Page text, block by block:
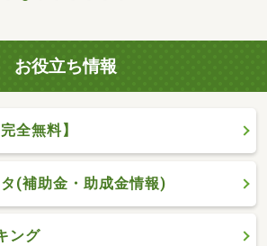
お役立ち情報
全無料】
(補助金・助成金情報)
ング